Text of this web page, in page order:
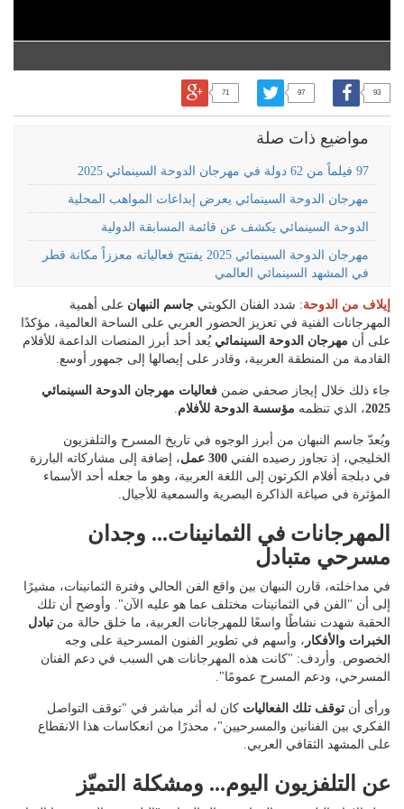
93
97
71
مواضيع ذات صلة
97 فيلماً من 62 دولة في مهرجان الدوحة السينمائي 2025
مهرجان الدوحة السينمائي يعرض إبداعات المواهب المحلية
الدوحة السينمائي يكشف عن قائمة المسابقة الدولية
مهرجان الدوحة السينمائي 2025 يفتتح فعالياته معززاً مكانة قطر
في المشهد السينمائي العالمي
إيلاف من الدوحة: شدد الفنان الكويتي جاسم النبهان على أهمية
المهرجانات الفنية في تعزيز الحضور العربي على الساحة العالمية، مؤكدًا
على أن مهرجان الدوحة السينمائي يُعد أحد أبرز المنصات الداعمة للأفلام
القادمة من المنطقة العربية، وقادر على إيصالها إلى جمهور أوسع.
جاء ذلك خلال إيجاز صحفي ضمن فعاليات مهرجان الدوحة السينمائي
2025، الذي تنظمه مؤسسة الدوحة للأفلام
ويُعدّ جاسم النبهان من أبرز الوجوه في تاريخ المسرح والتلفزيون
الخليجي، إذ تجاوز رصيده الفني 300 عمل
، إضافة إلى مشاركاته البارزة
في دبلجة أفلام الكرتون إلى اللغة العربية، وهو ما جعله أحد الأسماء
المؤثرة في صياغة الذاكرة البصرية والسمعية للأجيال.
المهرجانات في الثمانينات... وجدان
مسرحي متبادل
في مداخلته، قارن النبهان بين واقع الفن الحالي وفترة الثمانينات، مشيرًا
إلى أن "الفن في الثمانينات مختلف عما هو عليه الآن". وأوضح أن تلك
الحقبة شهدت نشاطًا واسعًا للمهرجانات العربية، ما خلق حالة من تبادل
الخبرات والأفكار ، وأسهم في تطوير الفنون المسرحية على وجه
الخصوص. وأردف: "كانت هذه المهرجانات هي السبب في دعم الفنان
المسرحي، ودعم المسرح عمومًا".
ورأى أن توقف تلك الفعاليات كان له أثر مباشر في "توقف التواصل
الفكري بين الفنانين والمسرحيين"، محذرًا من انعكاسات هذا الانقطاع
على المشهد الثقافي العربي.
عن التلفزيون اليوم... ومشكلة التميّز